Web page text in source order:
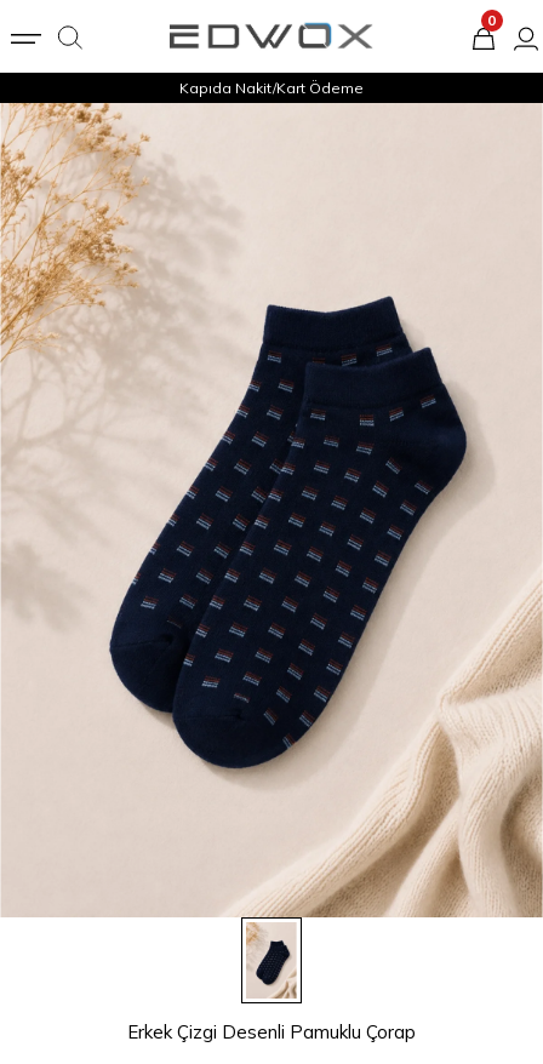
Kapıda Nakit/Kart Ödeme
0
Erkek Çizgi Desenli Pamuklu Çorap